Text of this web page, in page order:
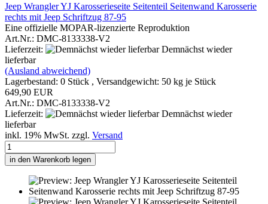
Jeep Wrangler YJ Karosserieseite Seitenteil Seitenwand Karosserie
rechts mit Jeep Schriftzug 87-95
Eine offizielle MOPAR-lizenzierte Reproduktion
Art.Nr.: DMC-8133338-V2
Lieferzeit:
Demnächst wieder
lieferbar
(Ausland abweichend)
Lagerbestand: 0 Stück , Versandgewicht: 50 kg je Stück
649,90 EUR
Art.Nr.: DMC-8133338-V2
Lieferzeit:
Demnächst wieder
lieferbar
inkl. 19% MwSt. zzgl. Versand
in den Warenkorb legen